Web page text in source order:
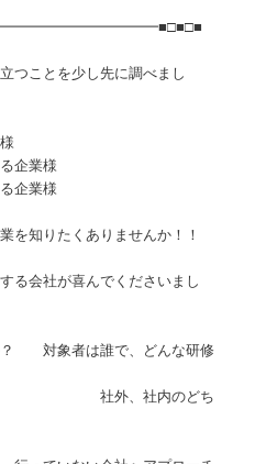
を少し先に調べまし
企業様
企業様
りたくありませんか！！
る会社が喜んでくださいまし
？ 対象者は誰で、どんな研修
内のどち